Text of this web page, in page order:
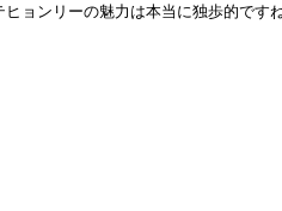
ョンリーの魅力は本当に独歩的です